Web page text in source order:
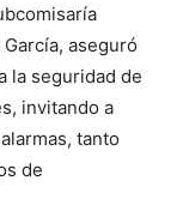
aseguró
la seguridad de
invitando a
tanto
de